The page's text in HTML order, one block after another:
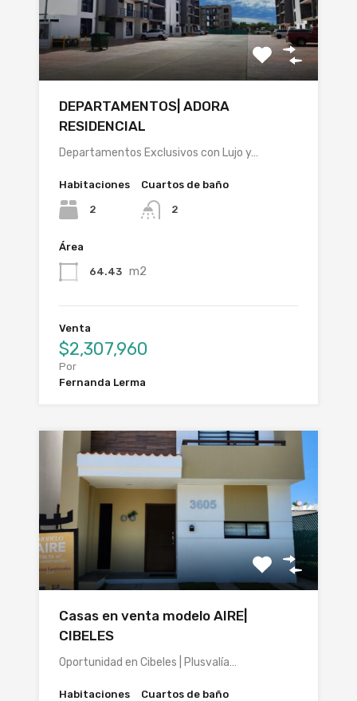
DEPARTAMENTOS| ADORA
RESIDENCIAL
Departamentos Exclusivos con Lujo y…
Habitaciones
2
Cuartos de baño
2
Área
64.43 m2
Venta
$2,307,960
Por
Fernanda Lerma
Casas en venta modelo AIRE|
CIBELES
Oportunidad en Cibeles | Plusvalía…
Habitaciones Cuartos de baño